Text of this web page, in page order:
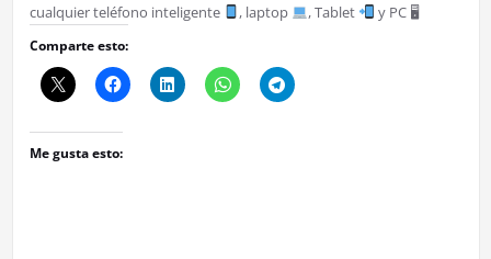
cualquier teléfono inteligente
, laptop , Tablet y PC 🖥
Comparte esto:
Me gusta esto: